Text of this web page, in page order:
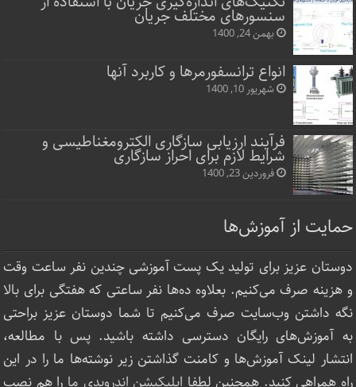
سنسورهای مختلف جریان
بهمن 24, 1400
انواع ترانسفورمرها و کاربرد آنها
شهریور 10, 1400
فرآیند ارزیابی سازگاری الکترومغناطیسی و
شرایط لازم برای احراز سازگاری
فروردین 23, 1400
حمایت از آموزش‌ها
دوستان عزیز برای تولید یک پست آموزشی چندین نفر ساعت‌ وقت
و هزینه صرف می‌کنیم. بعلاوه ده‌ها نفر ساعتی که هفتگی برای بالا
نگه داشتن وب‌سایت صرف ‌می‌کنیم تا شما دوستان عزیز براحتی
به آموزش‌های رایگان دسترسی داشته باشید. پس با مطالعه،
انتشار لینک‌ آموزش‌ها و کامنت گذاشتن زیر نوشته‌‌ها ما را در این